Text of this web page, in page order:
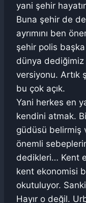
yani şehir
Buna şehir de
ayrımını ben
şehir polis
dünya
versiyonu. Artık
bu çok açık.
Yani herkes en
kendini atmak.
güdüsü belirmiş
önemli
dedikleri… Kent
kent ekonomisi
okutuluyor.
Hayır o değil.